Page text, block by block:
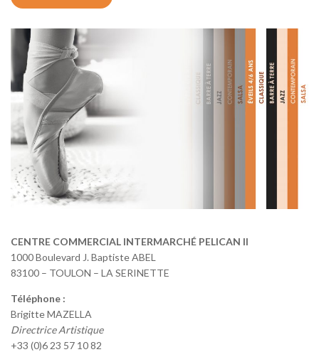
CENTRE COMMERCIAL INTERMARCHÉ PELICAN II
1000 Boulevard J. Baptiste ABEL
83100 – TOULON – LA SERINETTE
Téléphone :
Brigitte MAZELLA
Directrice Artistique
+33 (0)6 23 57 10 82